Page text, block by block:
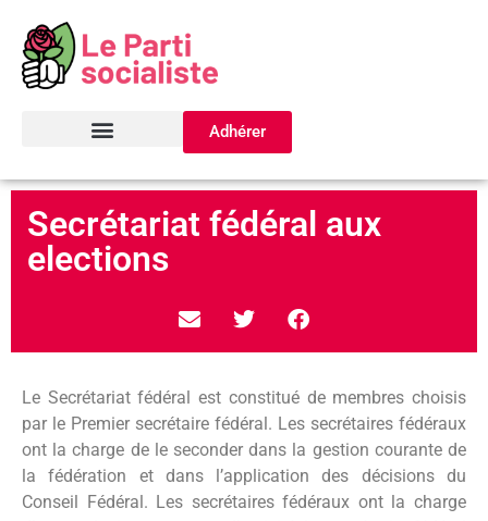
Adhérer
Secrétariat fédéral aux
elections
Le Secrétariat fédéral est constitué de membres choisis
par le Premier secrétaire fédéral. Les secrétaires fédéraux
ont la charge de le seconder dans la gestion courante de
la fédération et dans l’application des décisions du
Conseil Fédéral. Les secrétaires fédéraux ont la charge